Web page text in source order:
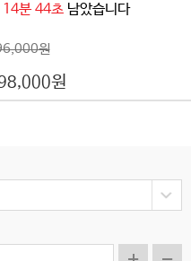
분 42초 남았습니다
원
원